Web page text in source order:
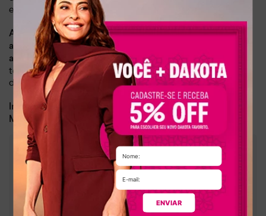
ENVIAR
elegância ao modelo.
A fivela ajustável no tornozelo garante um ajuste perfeito
aos pés, proporcionando maior segurança e conforto. Já
aplicações metalizadas nas tiras sobre o pé
adicionam um
toque de personalidade e complementam o design clean
da sandália.
Indicado para: Dia a dia, lazer
Material: Sintético
Altura da sola 3,15 cm
: Metalizado
Referência Y7832-00006
País de origem: